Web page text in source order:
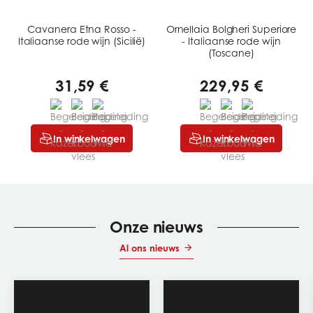
Cavanera Etna Rosso -
Italiaanse rode wijn (Sicilië)
31,59 €
In winkelwagen
Ornellaia Bolgheri Superiore
- Italiaanse rode wijn
(Toscane)
229,95 €
In winkelwagen
Onze nieuws
Al ons nieuws